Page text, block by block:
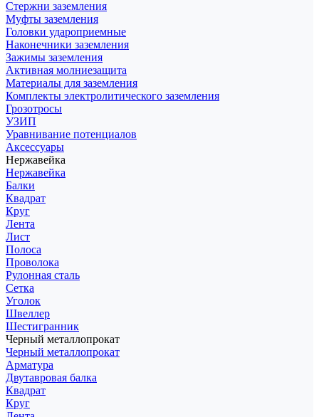
Стержни заземления
Муфты заземления
Головки удароприемные
Наконечники заземления
Зажимы заземления
Активная молниезащита
Материалы для заземления
Комплекты электролитического заземления
Грозотросы
УЗИП
Уравнивание потенциалов
Аксессуары
Нержавейка
Нержавейка
Балки
Квадрат
Круг
Лента
Лист
Полоса
Проволока
Рулонная сталь
Сетка
Уголок
Швеллер
Шестигранник
Черный металлопрокат
Черный металлопрокат
Арматура
Двутавровая балка
Квадрат
Круг